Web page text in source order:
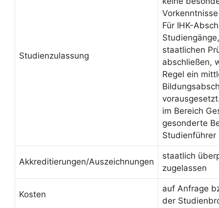
Studienzulassung
Für IHK-
staatlichen
abschließen,
Regel ein
im Bereich
gesonderte
Studienführer
Akkreditierungen/Auszeichnungen
staatlich
zugelassen
Kosten
auf Anfrage
der